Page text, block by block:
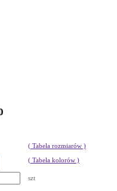
( Tabela rozmiarów )
( Tabela kolorów )
szt